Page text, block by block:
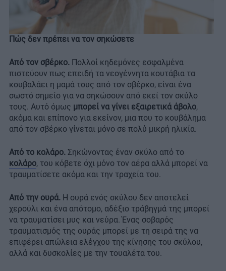
Πώς δεν πρέπει να τον σηκώσετε
Από τον σβέρκο. Πολλοί κηδεμόνες εσφαλμένα
πιστεύουν πως επειδή τα νεογέννητα κουτάβια τα
κουβαλάει η μαμά τους από τον σβέρκο, είναι ένα
σωστό σημείο για να σηκώσουν από εκεί τον σκύλο
τους. Αυτό όμως μπορεί να γίνει εξαιρετικά άβολο,
ακόμα και επίπονο για εκείνον, μια που το κουβάλημα
από τον σβέρκο γίνεται μόνο σε πολύ μικρή ηλικία.
Από το κολάρο. Σηκώνοντας έναν σκύλο από το
κολάρο, του κόβετε όχι μόνο τον αέρα αλλά μπορεί να
τραυματίσετε ακόμα και την τραχεία του.
Από την ουρά. Η ουρά ενός σκύλου δεν αποτελεί
χερούλι και ένα απότομο, αδέξιο τράβηγμά της μπορεί
να τραυματίσει μυς και νεύρα. Ένας σοβαρός
τραυματισμός της ουράς μπορεί με τη σειρά της να
επιφέρει απώλεια ελέγχου της κίνησης του σκύλου,
αλλά και δυσκολίες με την τουαλέτα του.